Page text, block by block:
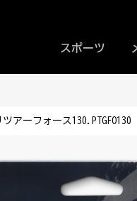
スポーツ
ツアーフォース130.PTGFO130